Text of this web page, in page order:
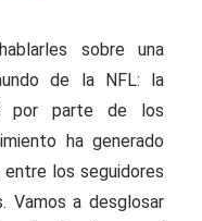
sobre una
de la NFL: la
por parte de los
ha generado
los seguidores
Vamos a desglosar